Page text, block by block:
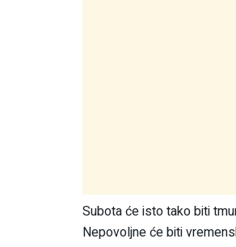
Subota će isto tako biti
Nepovoljne će biti